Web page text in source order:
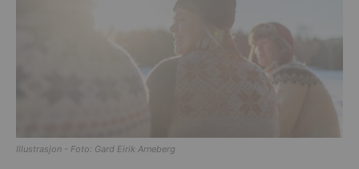
Illustrasjon - Foto: Gard Eirik Arneberg